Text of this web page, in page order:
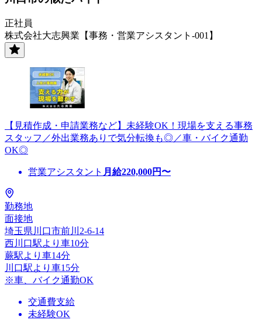
正社員
株式会社大志興業【事務・営業アシスタント-001】
【見積作成・申請業務など】未経験OK！現場を支える事務
スタッフ／外出業務ありで気分転換も◎／車・バイク通勤
OK◎
営業アシスタント 月給220,000円〜
勤務地
面接地
埼玉県川口市前川2-6-14
西川口駅より車10分
蕨駅より車14分
川口駅より車15分
※車、バイク通勤OK
交通費支給
未経験OK